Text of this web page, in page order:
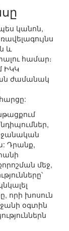
կանոն,
և
համար։
ԻԿԿ
ժամանակ
Դրանք,
մեջ,
որի խոսուն
օգտին